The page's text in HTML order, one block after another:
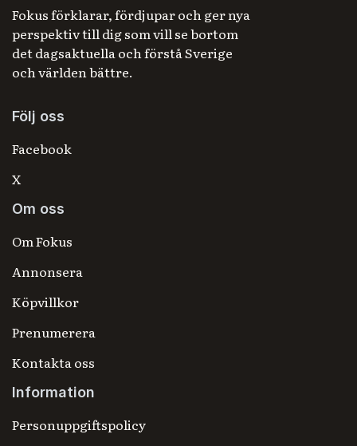
Fokus förklarar, fördjupar och ger nya
perspektiv till dig som vill se bortom
det dagsaktuella och förstå Sverige
och världen bättre.
Följ oss
Facebook
X
Om oss
Om Fokus
Annonsera
Köpvillkor
Prenumerera
Kontakta oss
Information
Personuppgiftspolicy